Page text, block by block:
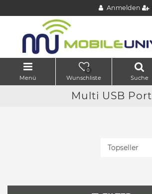
Anmelden
Menü
0
Wunschliste Suche
Multi USB Port